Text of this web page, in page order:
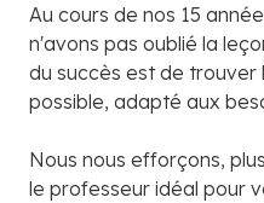
Au cours de nos 15
n'avons pas oublié la
du succès est de trouver
possible, adapté aux
Nous nous efforçons,
le professeur idéal pour